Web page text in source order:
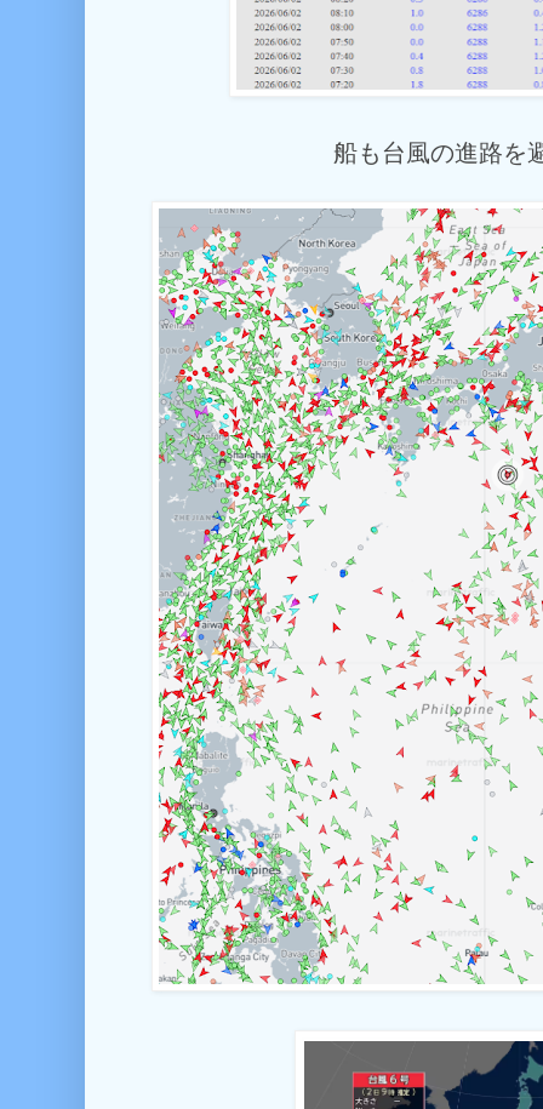
船も台風の進路を